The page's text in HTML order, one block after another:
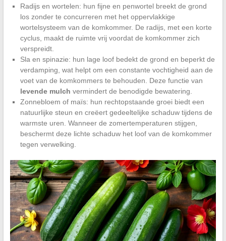
Radijs en wortelen: hun fijne en penwortel breekt de grond
los zonder te concurreren met het oppervlakkige
wortelsysteem van de komkommer. De radijs, met een korte
cyclus, maakt de ruimte vrij voordat de komkommer zich
verspreidt.
Sla en spinazie: hun lage loof bedekt de grond en beperkt de
verdamping, wat helpt om een constante vochtigheid aan de
voet van de komkommers te behouden. Deze functie van
levende mulch vermindert de benodigde bewatering.
Zonnebloem of maïs: hun rechtopstaande groei biedt een
natuurlijke steun en creëert gedeeltelijke schaduw tijdens de
warmste uren. Wanneer de zomertemperaturen stijgen,
beschermt deze lichte schaduw het loof van de komkommer
tegen verwelking.